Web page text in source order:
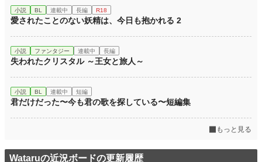
小説 BL 連載中 長編 R18
愛されたことのない妖精は、今日も抱かれる 2
小説 ファンタジー 連載中 長編
失われたクリスタル ～王女と旅人～
小説 BL 連載中 短編
君だけだった〜今も君の歌を探している〜短編集
もっと見る
Wataruの近況ボードの更新履歴